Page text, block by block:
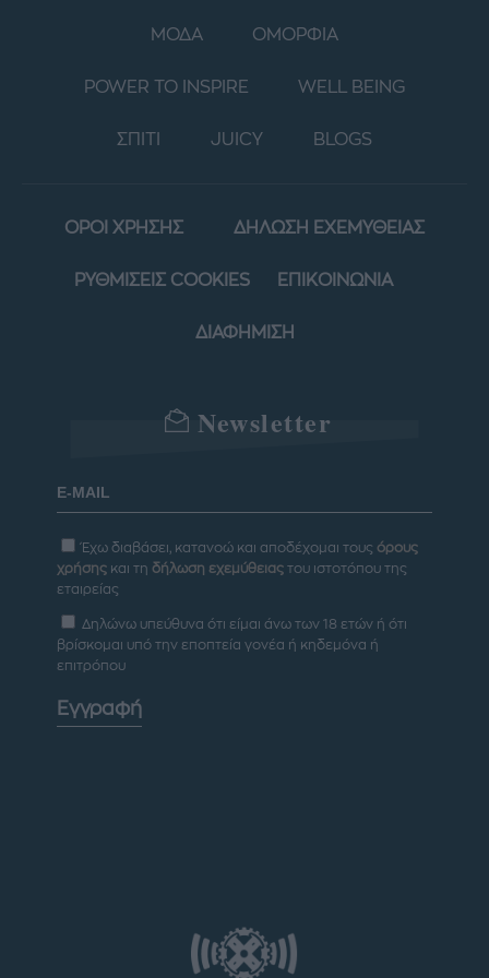
ΜΟΔΑ ΟΜΟΡΦΙΑ
POWER TO INSPIRE WELL BEING
ΣΠΙΤΙ JUICY BLOGS
ΟΡΟΙ ΧΡΗΣΗΣ ΔΗΛΩΣΗ ΕΧΕΜΥΘΕΙΑΣ
ΡΥΘΜΙΣΕΙΣ COOKIES ΕΠΙΚΟΙΝΩΝΙΑ
ΔΙΑΦΗΜΙΣΗ
Newsletter
Έχω διαβάσει, κατανοώ και αποδέχομαι τους όρους
χρήσης και τη δήλωση εχεμύθειας του ιστοτόπου της
εταιρείας
Δηλώνω υπεύθυνα ότι είμαι άνω των 18 ετών ή ότι
βρίσκομαι υπό την εποπτεία γονέα ή κηδεμόνα ή
επιτρόπου
Εγγραφή